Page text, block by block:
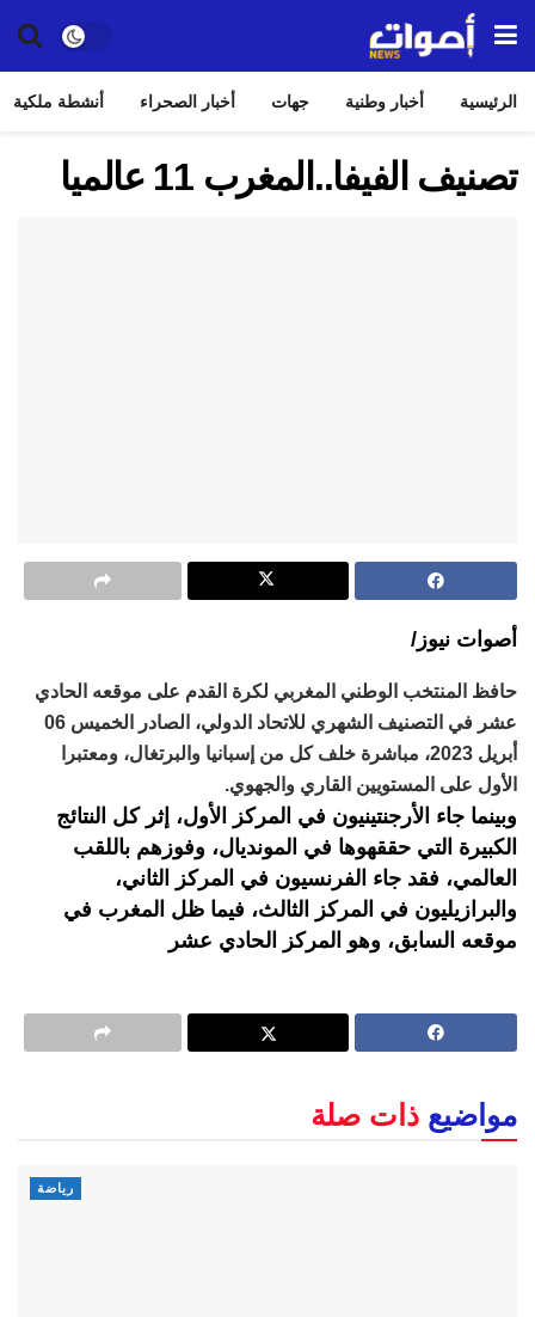
الرئيسية أخبار وطنية جهات أخبار الصحراء أنشطة ملكية
تصنيف الفيفا..المغرب 11 عالميا
أصوات نيوز/
حافظ المنتخب الوطني المغربي لكرة القدم على موقعه الحادي
عشر في التصنيف الشهري للاتحاد الدولي، الصادر الخميس 06
أبريل 2023، مباشرة خلف كل من إسبانيا والبرتغال، ومعتبرا
الأول على المستويين القاري والجهوي.
وبينما جاء الأرجنتينيون في المركز الأول، إثر كل النتائج
الكبيرة التي حققهوها في المونديال، وفوزهم باللقب
العالمي، فقد جاء الفرنسيون في المركز الثاني،
والبرازيليون في المركز الثالث، فيما ظل المغرب في
موقعه السابق، وهو المركز الحادي عشر
مواضيع ذات صلة
رياضة